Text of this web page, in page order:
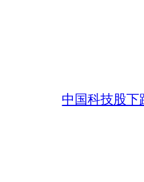
中国科技股